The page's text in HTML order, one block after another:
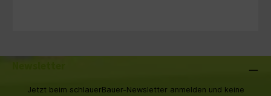
Jetzt beim schlauerBauer-Newsletter anmelden und keine